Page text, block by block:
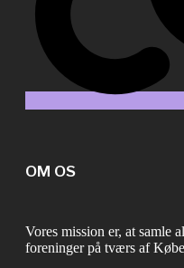
OM OS
Vores mission er, at samle
foreninger på tværs af